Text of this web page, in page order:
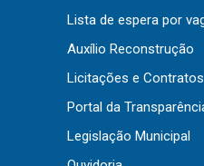
Lista de espera por
Auxílio Reconstrução
Licitações e Contratos
Portal da
Legislação Municipal